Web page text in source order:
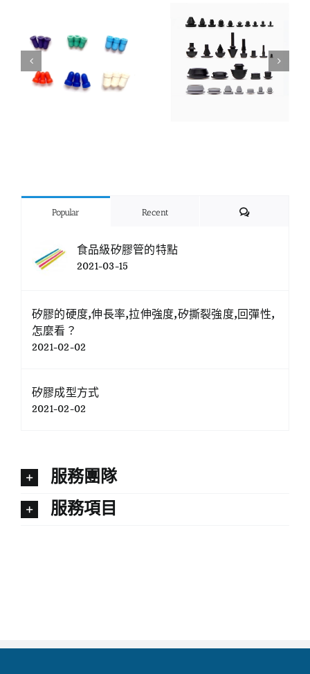
Popular Recent Comments
食品級矽膠管的特點
2021-03-15
矽膠的硬度,伸長率,拉伸強度,矽撕裂強度,回彈性,
怎麼看？
2021-02-02
矽膠成型方式
2021-02-02
服務團隊
服務項目